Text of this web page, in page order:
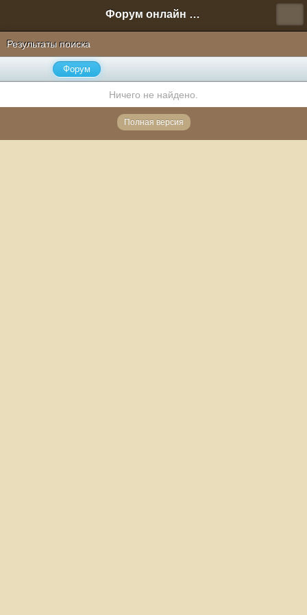
Форум онлайн игры "Новая Эра" (Нюра Биз)
Результаты поиска
Форум
Ничего не найдено.
Полная версия